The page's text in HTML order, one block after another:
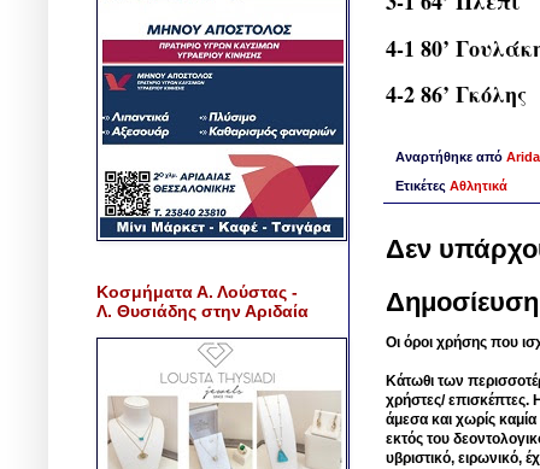
4-1 80’
4-2 86’ Γκόλης
Αναρτήθηκε από
Ετικέτες Αθλητικά
Δεν
Οι όροι χρήσης που
Κάτωθι των
χρήστες/ επισκέπτες.
άμεσα και χωρίς
εκτός του
υβριστικό, ειρωνικό,
Κοσμήματα Α. Λούστας -
Λ. Θυσιάδης στην Αριδαία